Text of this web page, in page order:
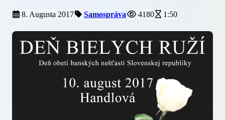
8. Augusta 2017 Samospráva 4180 1:50